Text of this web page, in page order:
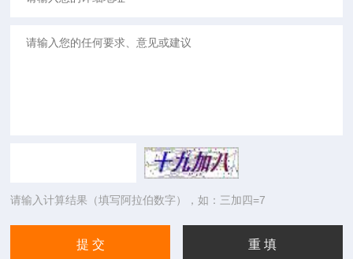
请输入计算结果（填写阿拉伯数字），如：三加四=7